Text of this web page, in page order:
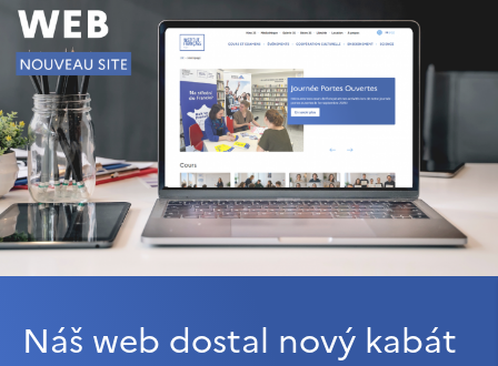
Náš web dostal nový kabát